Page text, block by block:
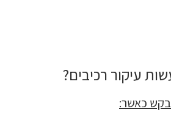
עיקור רכיבים?
כאשר: